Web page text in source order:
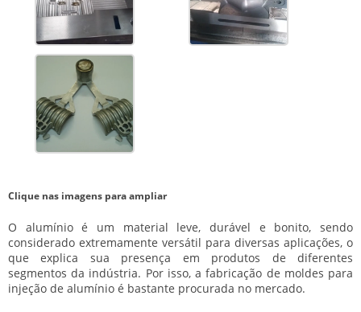
Clique nas imagens para ampliar
O alumínio é um material leve, durável e bonito, sendo
considerado extremamente versátil para diversas aplicações, o
que explica sua presença em produtos de diferentes
segmentos da indústria. Por isso, afabricação de moldes para
injeção de alumínio é bastante procurada no mercado.